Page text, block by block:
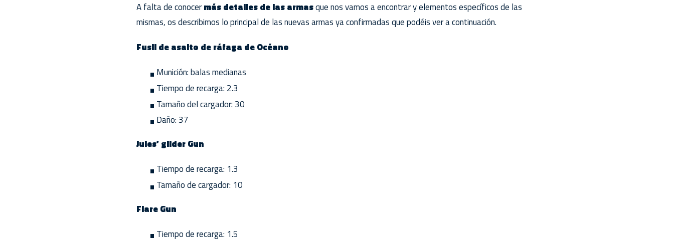
A falta de conocermás detalles de las armasque nos vamos a encontrar y elementos específicos de las
mismas, os describimos lo principal de las nuevas armas ya confirmadas que podéis ver a continuación.
Fusil de asalto de ráfaga de Océano
Munición: balas medianas
Tiempo de recarga: 2.3
Tamaño del cargador: 30
Daño: 37
Jules’ glider Gun
Tiempo de recarga: 1.3
Tamaño de cargador: 10
Flare Gun
Tiempo de recarga: 1.5